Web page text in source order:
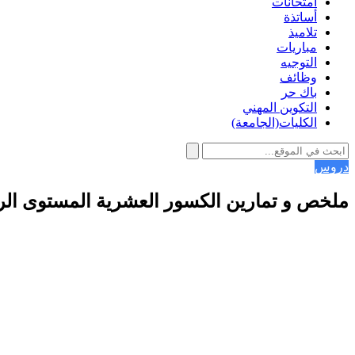
أساتذة
تلاميذ
مباريات
التوجيه
وظائف
باك حر
التكوين المهني
الكليات(الجامعة)
دروس
ملخص و تمارين الكسور العشرية المستوى